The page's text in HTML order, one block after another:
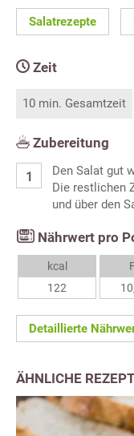
Salatrezepte
Zeit
10 min. Gesamtzeit
Zubereitung
Den Salat gut
Die restlichen
und über den
Nährwert pro
kcal
122
Detaillierte
ÄHNLICHE